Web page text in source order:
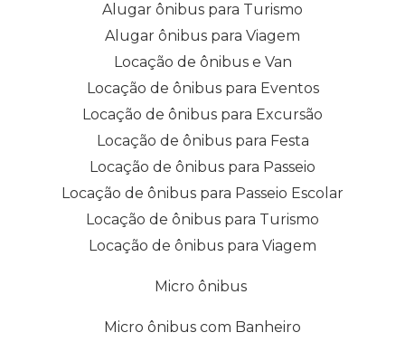
Alugar ônibus para Turismo
Alugar ônibus para Viagem
Locação de ônibus e Van
Locação de ônibus para Eventos
Locação de ônibus para Excursão
Locação de ônibus para Festa
Locação de ônibus para Passeio
Locação de ônibus para Passeio Escolar
Locação de ônibus para Turismo
Locação de ônibus para Viagem
Micro ônibus
Micro ônibus com Banheiro